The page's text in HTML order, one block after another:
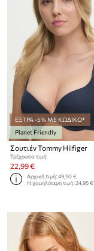
ΕΞΤΡΑ -5% ΜΕ ΚΩΔΙΚΟ*
Planet Friendly
Σουτιέν Tommy Hilfiger
Τρέχουσα τιμή:
22,99 €
Αρχική τιμή:49,90 €
Η χαμηλότερη τιμή:24,95 €